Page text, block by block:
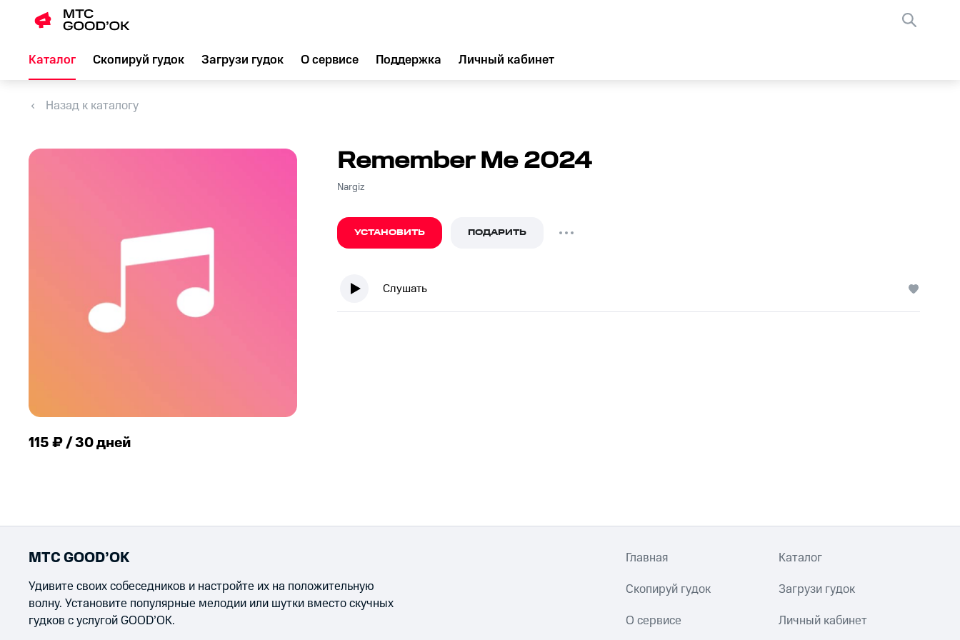
Каталог Скопируй гудок Загрузи гудок О сервисе Поддержка Личный кабинет
Назад к каталогу
115 ₽ / 30 дней
Remember Me 2024
Nargiz
УСТАНОВИТЬ ПОДАРИТЬ
Слушать
МТС GOOD’OK
Удивите своих собеседников и настройте их на положительную
волну. Установите популярные мелодии или шутки вместо скучных
гудков с услугой GOOD’OK.
Главная Каталог
Скопируй гудок Загрузи гудок
О сервисе Личный кабинет